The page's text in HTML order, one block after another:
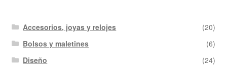
Accesorios, joyas y relojes
(20)
Bolsos y maletines
(6)
Diseño
(24)